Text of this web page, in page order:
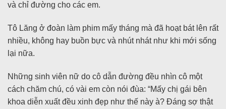
và chỉ đường cho các em.
Tô Lăng ở đoàn làm phim mấy tháng mà đã hoạt bát lên rất
nhiều, không hay buồn bực và nhút nhát như khi mới sống
lại nữa.
Những sinh viên nữ do cô dẫn đường đều nhìn cô một
cách chăm chú, có vài em còn nói đùa: “Mấy chị gái bên
khoa diễn xuất đều xinh đẹp như thế này à? Đáng sợ thật